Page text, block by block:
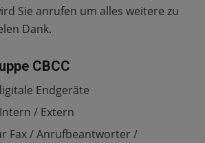
Sie anrufen um alles weitere zu
Dank.
CBCC
Endgeräte
/ Extern
Fax / Anrufbeantworter /